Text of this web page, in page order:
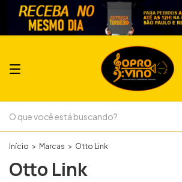
Início > Marcas > Otto Link
Otto Link